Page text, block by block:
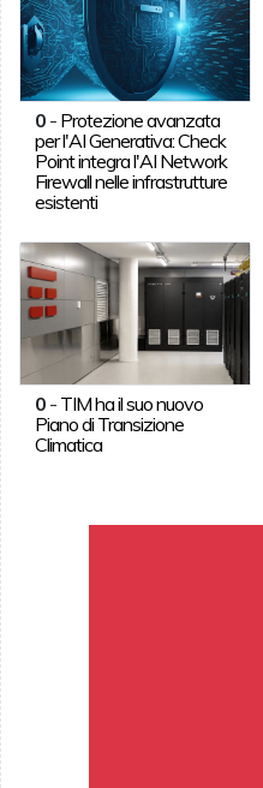
0- Protezione avanzata
per l'AI Generativa: Check
Point integra l'AI Network
Firewall nelle infrastrutture
esistenti
0- TIM ha il suo nuovo
Piano di Transizione
Climatica